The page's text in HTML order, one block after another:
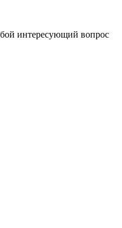
интересующий вопрос